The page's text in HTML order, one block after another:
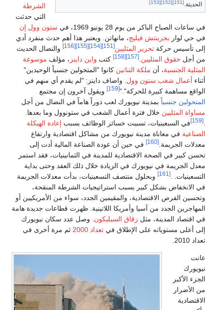
الشرطة
ستون وول إن
ويعتبر هذا أهم حدث منفرد أدي
والنضال الحديث
واين داينز، مؤلفموسوعة
"المتحولين جنسياً الوحيدين"
داينز: "لم يقدم أي منهم في
ويقول آخرون إن مجتمع
دوراً هاماً في النضال من أجل
في ستونوول وما بعدها.
الوظائف بسببإعادة الهيكلة
مشاكل اقتصادية وارتفاع
الصناعة المالية أدت إلى
في الثمانينيات، فقد استمر
خلال ذلك العقد وحتى بداية
بدأت معدلات الجريمة
الشرطة المنقحة،
الجدد، سواء من الأمريكيين أو
ظهرت قطاعات جديدة هامة
. وصل عدد سكان نيويورك
تعداد 2000 ثم مرة أخرى في